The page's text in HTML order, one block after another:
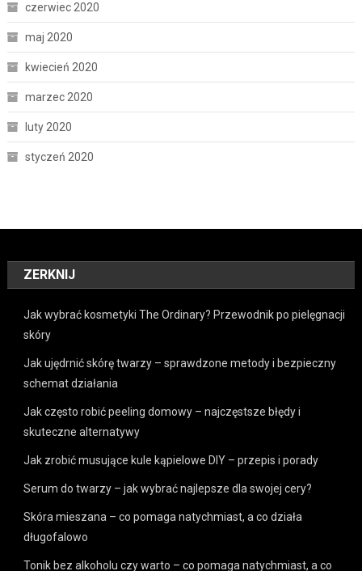
czerwiec 2020
maj 2020
kwiecień 2020
marzec 2020
luty 2020
styczeń 2020
ZERKNIJ
Jak wybrać kosmetyki The Ordinary? Przewodnik po pielęgnacji
skóry
Jak ujędrnić skórę twarzy – sprawdzone metody i bezpieczny
schemat działania
Jak często robić peeling domowy – najczęstsze błędy i
skuteczne alternatywy
Jak zrobić musujące kule kąpielowe DIY – przepis i porady
Serum do twarzy – jak wybrać najlepsze dla swojej cery?
Skóra mieszana – co pomaga natychmiast, a co działa
długofalowo
Tonik bez alkoholu czy warto – co pomaga natychmiast, a co